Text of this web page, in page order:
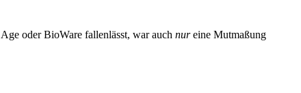
oder BioWare fallenlässt, war auch nureine Mutmaßung